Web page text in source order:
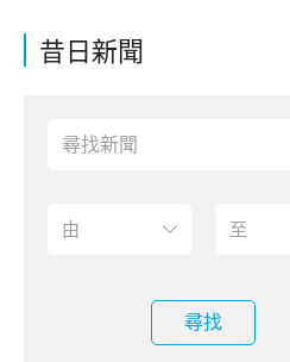
昔日新聞
尋找